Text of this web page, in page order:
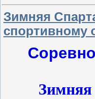
Зимняя
спортивному
Зимняя